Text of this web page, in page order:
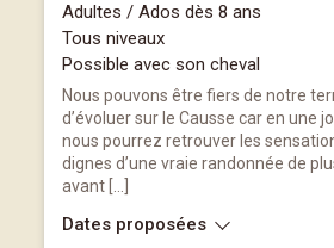
Adultes / Ados dès 8 ans
Tous niveaux
Possible avec son cheval
Nous pouvons être fiers de notre
d’évoluer sur le Causse car en une
nous pourrez retrouver les
dignes d’une vraie randonnée de
avant […]
Dates proposées